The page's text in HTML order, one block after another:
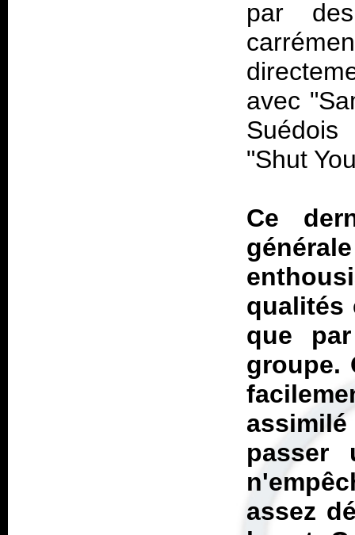
par
avec
"Shut
Ce
qualités
que
groupe.
passer
assez